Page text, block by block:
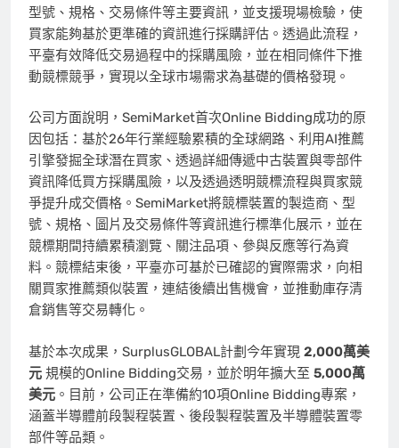
型號、規格、交易條件等主要資訊，並支援現場檢驗，使
買家能夠基於更準確的資訊進行採購評估。透過此流程，
平臺有效降低交易過程中的採購風險，並在相同條件下推
動競標競爭，實現以全球市場需求為基礎的價格發現。
公司方面說明，SemiMarket首次Online Bidding成功的原
因包括：基於26年行業經驗累積的全球網路、利用AI推薦
引擎發掘全球潛在買家、透過詳細傳遞中古裝置與零部件
資訊降低買方採購風險，以及透過透明競標流程與買家競
爭提升成交價格。SemiMarket將競標裝置的製造商、型
號、規格、圖片及交易條件等資訊進行標準化展示，並在
競標期間持續累積瀏覽、關注品項、參與反應等行為資
料。競標結束後，平臺亦可基於已確認的實際需求，向相
關買家推薦類似裝置，連結後續出售機會，並推動庫存清
倉銷售等交易轉化。
基於本次成果，SurplusGLOBAL計劃今年實現 2,000萬美
元 規模的Online Bidding交易，並於明年擴大至 5,000萬
美元 。目前，公司正在準備約10項Online Bidding專案，
涵蓋半導體前段製程裝置、後段製程裝置及半導體裝置零
部件等品類。